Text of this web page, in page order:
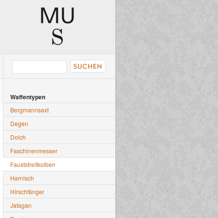
Waffentypen
Bergmannsaxt
Degen
Dolch
Faschinenmesser
Fauststreitkolben
Harnisch
Hirschfänger
Jatagan